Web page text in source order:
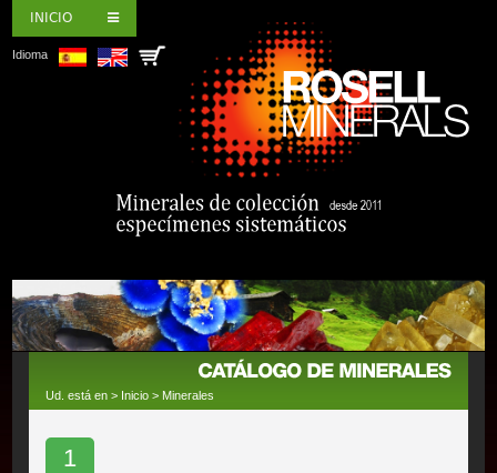
INICIO
Idioma
Ud. está en > Inicio > Minerales
1